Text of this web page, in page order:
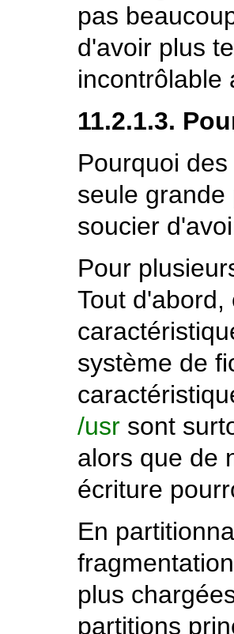
pas
d'avoir plus
incontrôlable
11.2.1.3.
Pourquoi
seule grande
soucier
Pour
Tout
système de
/usr sont
alors que de
écriture
En
plus
partitions